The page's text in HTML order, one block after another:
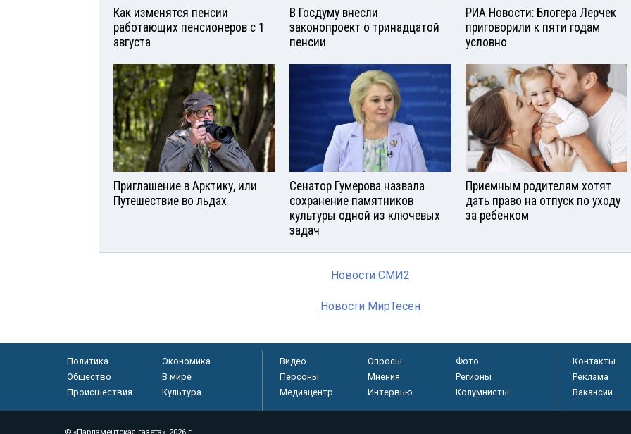
Как изменятся пенсии
работающих пенсионеров с 1
августа
В Госдуму внесли
законопроект о тринадцатой
пенсии
РИА Новости: Блогера Лерчек
приговорили к пяти годам
условно
Приглашение в Арктику, или
Путешествие во льдах
Сенатор Гумерова назвала
сохранение памятников
культуры одной из ключевых
задач
Приемным родителям хотят
дать право на отпуск по уходу
за ребенком
Новости СМИ2
Новости МирТесен
Политика
Экономика
Общество
В мире
Происшествия
Культура
Видео Опросы
Фото
Персоны
Мнения
Регионы
Медиацентр
Интервью Колумнисты
Контакты
Реклама
Вакансии